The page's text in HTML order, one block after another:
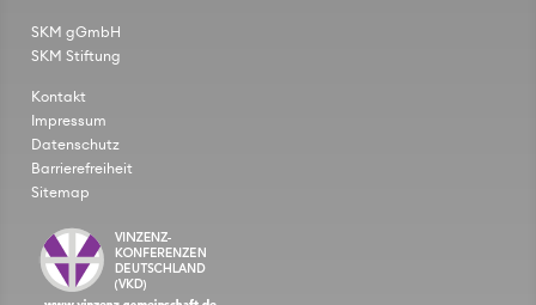
SKM gGmbH
SKM Stiftung
Kontakt
Impressum
Datenschutz
Barrierefreiheit
Sitemap